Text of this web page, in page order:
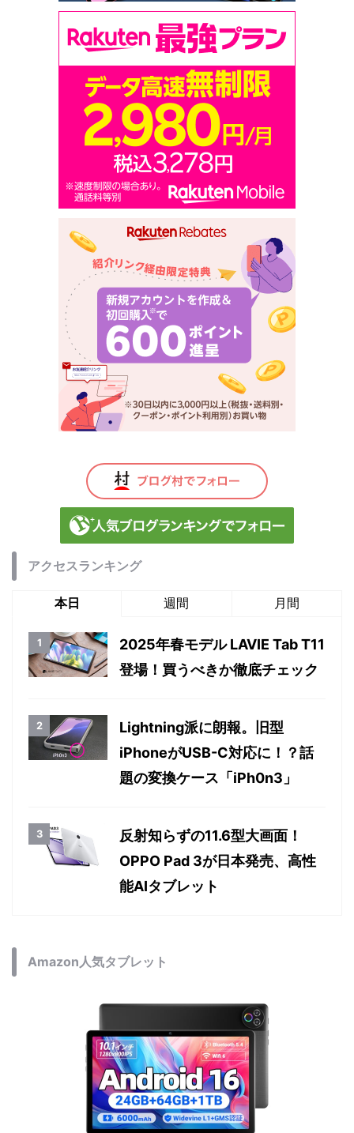
アクセスランキング
本日 週間 月間
2025年春モデル LAVIE Tab T11
登場！買うべきか徹底チェック
Lightning派に朗報。旧型
iPhoneがUSB-C対応に！？話
題の変換ケース「iPh0n3」
反射知らずの11.6型大画面！
OPPO Pad 3が日本発売、高性
能AIタブレット
Amazon人気タブレット